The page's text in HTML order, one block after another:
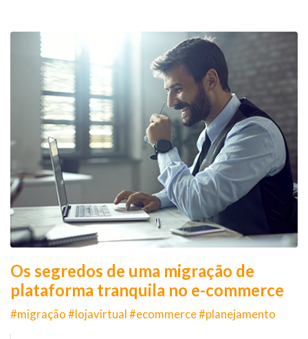
Os segredos de uma migração de
plataforma tranquila no e-commerce
#migração #lojavirtual #ecommerce #planejamento